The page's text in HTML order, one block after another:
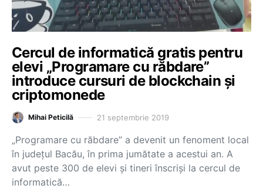
Cercul de informatică gratis pentru
elevi „Programare cu răbdare”
introduce cursuri de blockchain și
criptomonede
Mihai Peticilă 21 septembrie 2019
„Programare cu răbdare” a devenit un fenoment local
în județul Bacău, în prima jumătate a acestui an. A
avut peste 300 de elevi și tineri înscriși la cercul de
informatică…